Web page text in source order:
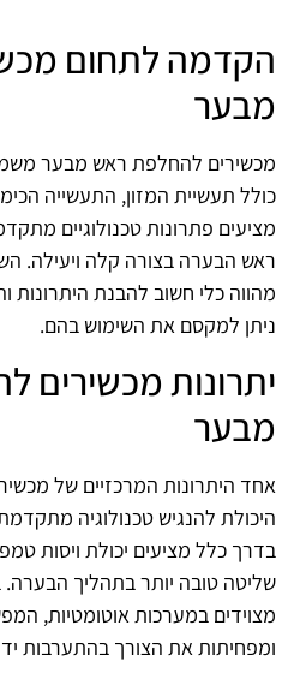
הקדמה לתחום
מבער
מכשירים להחלפת ראש מבער
כולל תעשיית המזון, התעשייה
מציעים פתרונות טכנולוגיים
ראש הבערה בצורה קלה ויעילה.
מהווה כלי חשוב להבנת היתרונות
ניתן למקסם את השימוש בהם.
יתרונות מכשירים
מבער
אחד היתרונות המרכזיים של
היכולת להנגיש טכנולוגיה מתקדמת
בדרך כלל מציעים יכולת ויסות
שליטה טובה יותר בתהליך
מצוידים במערכות אוטומטיות,
ומפחיתות את הצורך בהתערבות